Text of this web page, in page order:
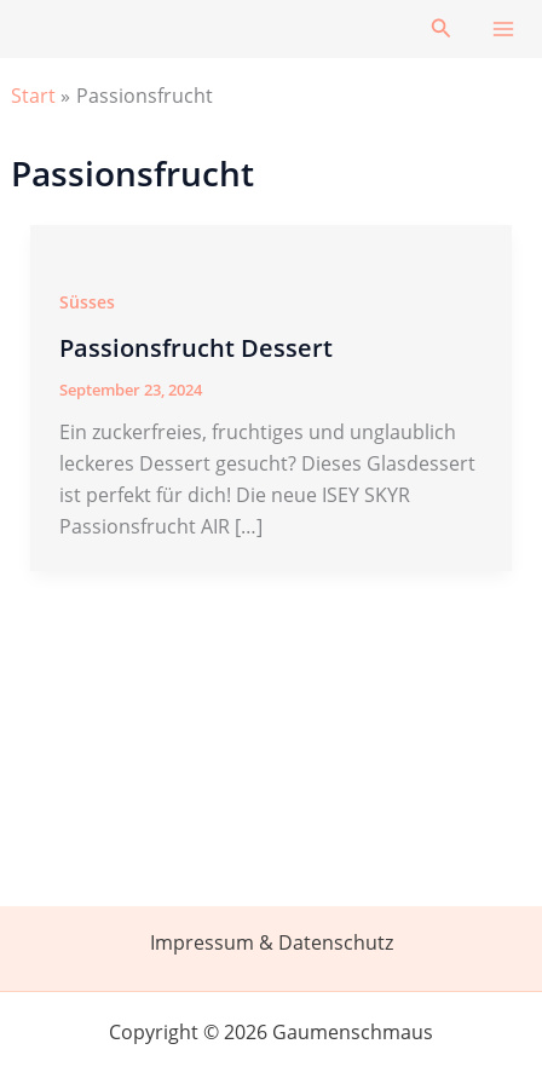
Suchen
Start Passionsfrucht
Passionsfrucht
Süsses
Passionsfrucht Dessert
September 23, 2024
Ein zuckerfreies, fruchtiges und unglaublich
leckeres Dessert gesucht? Dieses Glasdessert
ist perfekt für dich! Die neue ISEY SKYR
Passionsfrucht AIR […]
Impressum & Datenschutz
Copyright © 2026 Gaumenschmaus